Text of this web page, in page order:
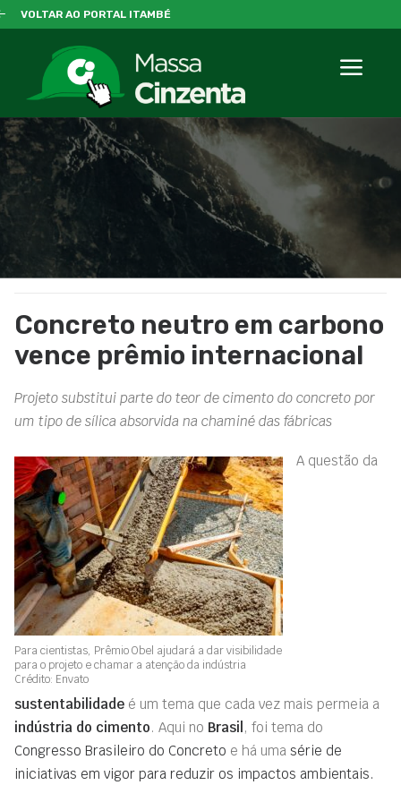
VOLTAR AO PORTAL ITAMBÉ
Concreto neutro em carbono
vence prêmio internacional
Projeto substitui parte do teor de cimento do concreto por
um tipo de sílica absorvida na chaminé das fábricas
Para cientistas, Prêmio Obel ajudará a dar visibilidade
para o projeto e chamar a atenção da indústria
Crédito: Envato
A questão da
sustentabilidade é um tema que cada vez mais permeia a
indústria do cimento. Aqui no Brasil , foi tema do
Congresso Brasileiro do Concreto e há uma série de
iniciativas em vigor para reduzir os impactos ambientais.